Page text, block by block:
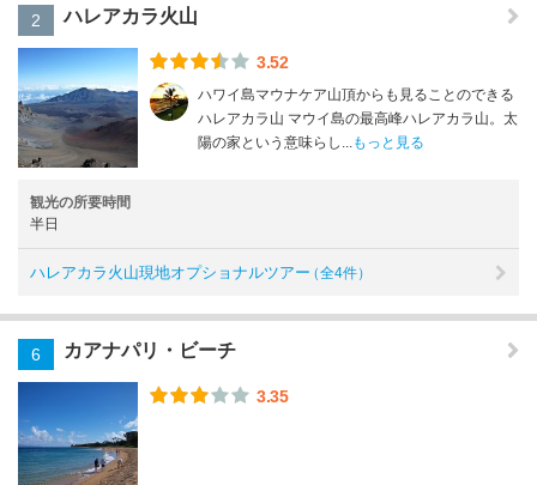
2 ハレアカラ火山
3.52
ハワイ島マウナケア山頂からも見ることのできる
ハレアカラ山 マウイ島の最高峰ハレアカラ山。太
陽の家という意味らし...もっと見る
観光の所要時間
半日
ハレアカラ火山現地オプショナルツアー（全4件）
6 カアナパリ・ビーチ
3.35